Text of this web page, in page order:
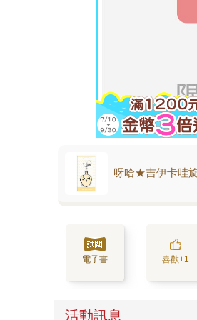
呀哈★吉伊卡哇
電子書 喜歡+1
活動訊息